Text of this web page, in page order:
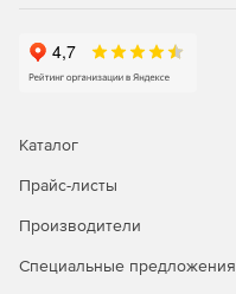
Каталог
Прайс-листы
Производители
Специальные предложения